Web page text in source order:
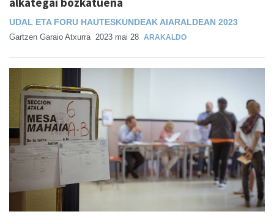
UDAL ETA FORU HAUTESKUNDEAK AIARALDEAN 2023
Gartzen Garaio Atxurra 2023 mai 28 ARAKALDO